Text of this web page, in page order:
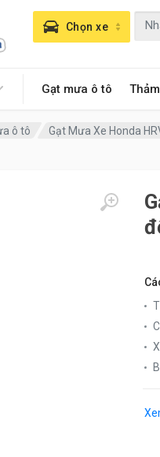
Gạt mưa ô tô
Chọn xe
ô tô Gạt Mưa Xe Honda